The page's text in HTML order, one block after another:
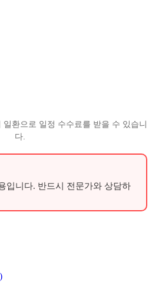
환으로 일정 수수료를 받을 수 있습니
다.
입니다. 반드시 전문가와 상담하